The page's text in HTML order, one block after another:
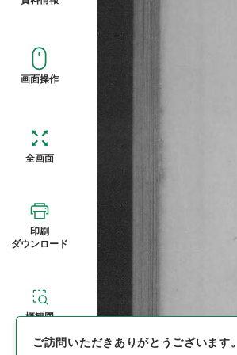
画面操作
全画面
印刷
ダウンロード
概観図
ご訪問いただきありがとうございます。